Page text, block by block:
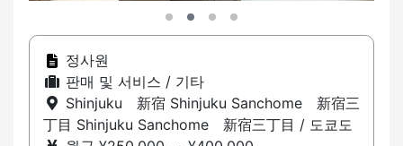
정사원
판매 및 서비스 / 기타
Shinjuku 新宿 Shinjuku Sanchome 新宿三
丁目 Shinjuku Sanchome 新宿三丁目 / 도쿄도